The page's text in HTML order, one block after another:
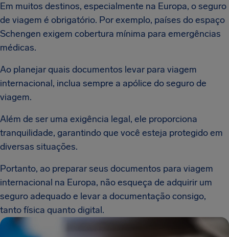
Em muitos destinos, especialmente na Europa, o seguro
de viagem é obrigatório. Por exemplo, países do espaço
Schengen exigem cobertura mínima para emergências
médicas.
Ao planejar quais documentos levar para viagem
internacional, inclua sempre a apólice do seguro de
viagem.
Além de ser uma exigência legal, ele proporciona
tranquilidade, garantindo que você esteja protegido em
diversas situações.
Portanto, ao preparar seus documentos para viagem
internacional na Europa, não esqueça de adquirir um
seguro adequado e levar a documentação consigo,
tanto física quanto digital.